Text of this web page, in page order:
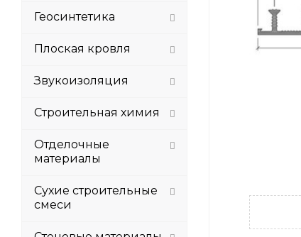
Геосинтетика
Плоская кровля
Звукоизоляция
Строительная химия
Отделочные
материалы
Сухие строительные
смеси